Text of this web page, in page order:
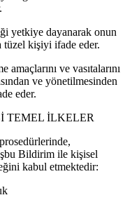
yetkiye dayanarak onun
tüzel kişiyi ifade eder.
ve vasıtalarını
ve yönetilmesinden
eder.
TEMEL İLKELER
Bildirim ile kişisel
kabul etmektedir: